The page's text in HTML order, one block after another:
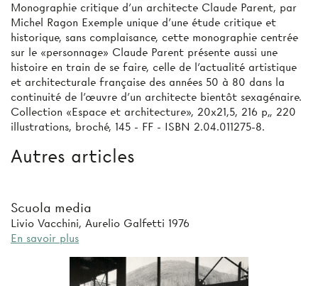
Monographie critique d'un architecte Claude Parent, par
Michel Ragon Exemple unique d'une étude critique et
historique, sans complaisance, cette monographie centrée
sur le «personnage» Claude Parent présente aussi une
histoire en train de se faire, celle de l'actualité artistique
et architecturale française des années 50 à 80 dans la
continuité de l'œuvre d'un architecte bientôt sexagénaire.
Collection «Espace et architecture», 20x21,5, 216 p„ 220
illustrations, broché, 145 - FF - ISBN 2.04.011275-8.
Autres articles
Scuola media
Livio Vacchini, Aurelio Galfetti 1976
En savoir plus